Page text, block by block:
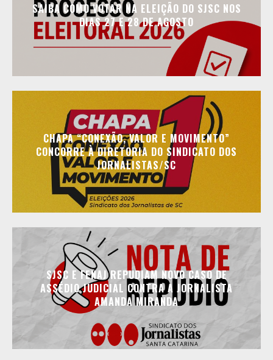
SAIBA COMO VOTAR NA ELEIÇÃO DO SJSC NOS
DIAS 27 E 28 DE AGOSTO
CHAPA “CONEXÃO, VALOR E MOVIMENTO”
CONCORRE À DIRETORIA DO SINDICATO DOS
JORNALISTAS/SC
SJSC E FENAJ REPUDIAM NOVO CASO DE
ASSÉDIO JUDICIAL CONTRA A JORNALISTA
AMANDA MIRANDA